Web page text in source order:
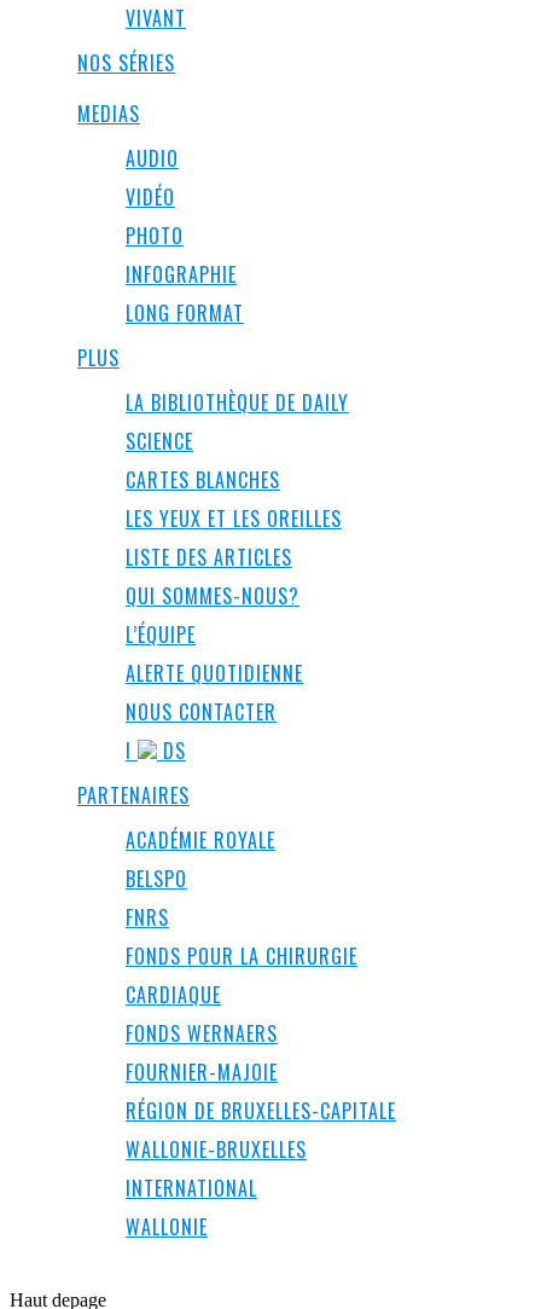
VIVANT
NOS SÉRIES
MEDIAS
AUDIO
VIDÉO
PHOTO
INFOGRAPHIE
LONG FORMAT
PLUS
LA BIBLIOTHÈQUE DE DAILY
SCIENCE
CARTES BLANCHES
LES YEUX ET LES OREILLES
LISTE DES ARTICLES
QUI SOMMES-NOUS?
L’ÉQUIPE
ALERTE QUOTIDIENNE
NOUS CONTACTER
I
DS
PARTENAIRES
ACADÉMIE ROYALE
BELSPO
FNRS
FONDS POUR LA CHIRURGIE
CARDIAQUE
FONDS WERNAERS
FOURNIER-MAJOIE
RÉGION DE BRUXELLES-CAPITALE
WALLONIE-BRUXELLES
INTERNATIONAL
WALLONIE
Haut depage